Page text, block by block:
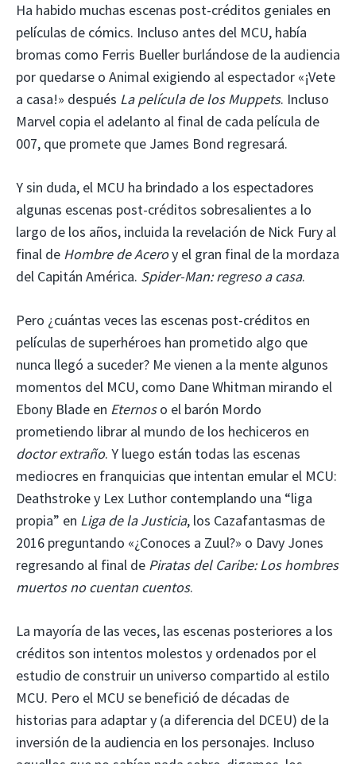
Ha habido muchas escenas post-créditos geniales en
películas de cómics. Incluso antes del MCU, había
bromas como Ferris Bueller burlándose de la audiencia
por quedarse o Animal exigiendo al espectador «¡Vete
a casa!» después La película de los Muppets. Incluso
Marvel copia el adelanto al final de cada película de
007, que promete que James Bond regresará.
Y sin duda, el MCU ha brindado a los espectadores
algunas escenas post-créditos sobresalientes a lo
largo de los años, incluida la revelación de Nick Fury al
final de Hombre de Aceroy el gran final de la mordaza
del Capitán América. Spider-Man: regreso a casa.
Pero ¿cuántas veces las escenas post-créditos en
películas de superhéroes han prometido algo que
nunca llegó a suceder? Me vienen a la mente algunos
momentos del MCU, como Dane Whitman mirando el
Ebony Blade en Eternoso el barón Mordo
prometiendo librar al mundo de los hechiceros en
doctor extraño. Y luego están todas las escenas
mediocres en franquicias que intentan emular el MCU:
Deathstroke y Lex Luthor contemplando una “liga
propia” en Liga de la Justicia, los Cazafantasmas de
2016 preguntando «¿Conoces a Zuul?» o Davy Jones
regresando al final de Piratas del Caribe: Los hombres
muertos no cuentan cuentos.
La mayoría de las veces, las escenas posteriores a los
créditos son intentos molestos y ordenados por el
estudio de construir un universo compartido al estilo
MCU. Pero el MCU se benefició de décadas de
historias para adaptar y (a diferencia del DCEU) de la
inversión de la audiencia en los personajes. Incluso